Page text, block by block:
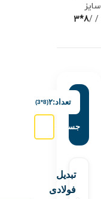
سایز
/
8*3
تعداد:۲(8*3)
جستجو:
تبدیل
فولادی